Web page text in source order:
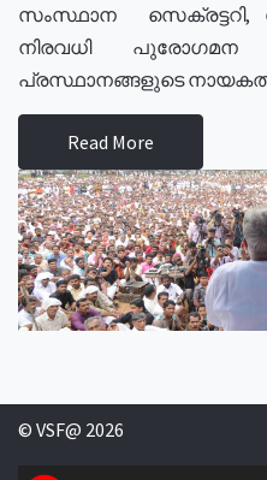
സംസ്ഥാന സെക്രട്ടറി,
നിരവധി
പ്രസ്ഥാനങ്ങളുടെ
Read More
© VSF@ 2026